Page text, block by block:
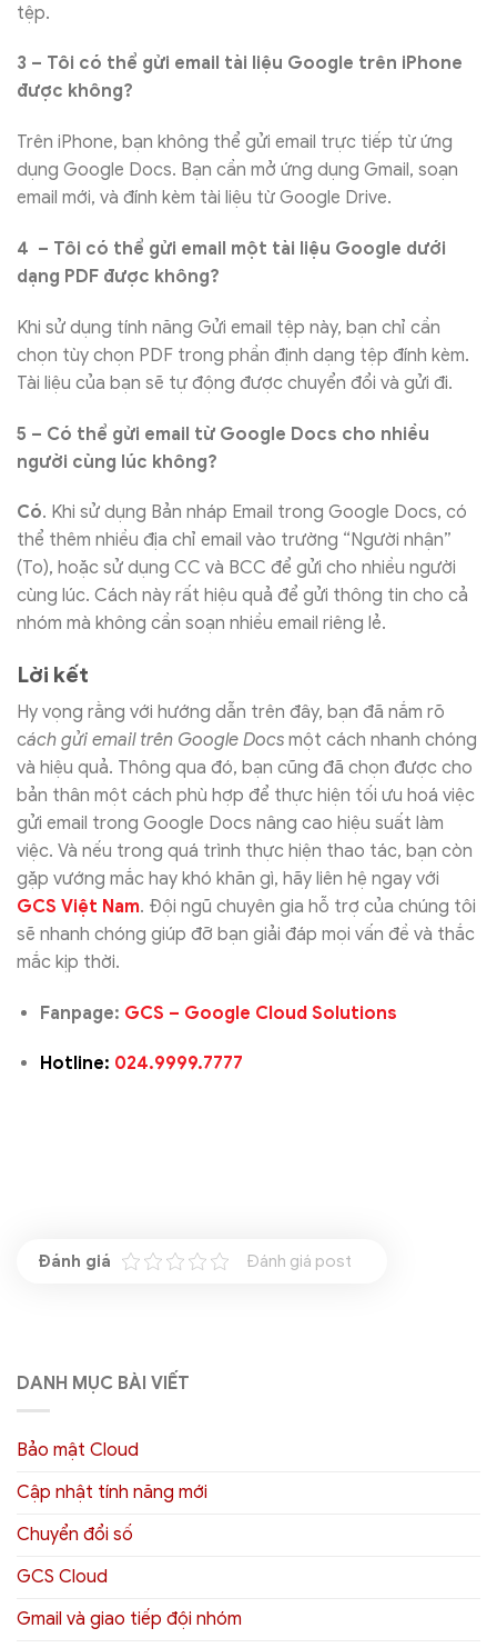
tệp.
3 – Tôi có thể gửi email tài liệu Google trên iPhone
được không?
Trên iPhone, bạn không thể gửi email trực tiếp từ ứng
dụng Google Docs. Bạn cần mở ứng dụng Gmail, soạn
email mới, và đính kèm tài liệu từ Google Drive.
4 – Tôi có thể gửi email một tài liệu Google dưới
dạng PDF được không?
Khi sử dụng tính năng Gửi email tệp này, bạn chỉ cần
chọn tùy chọn PDF trong phần định dạng tệp đính kèm.
Tài liệu của bạn sẽ tự động được chuyển đổi và gửi đi.
5 – Có thể gửi email từ Google Docs cho nhiều
người cùng lúc không?
Có. Khi sử dụng Bản nháp Email trong Google Docs, có
thể thêm nhiều địa chỉ email vào trường “Người nhận”
(To), hoặc sử dụng CC và BCC để gửi cho nhiều người
cùng lúc. Cách này rất hiệu quả để gửi thông tin cho cả
nhóm mà không cần soạn nhiều email riêng lẻ.
Lời kết
Hy vọng rằng với hướng dẫn trên đây, bạn đã nắm rõ
cách gửi email trên Google Docs một cách nhanh chóng
và hiệu quả. Thông qua đó, bạn cũng đã chọn được cho
bản thân một cách phù hợp để thực hiện tối ưu hoá việc
gửi email trong Google Docs nâng cao hiệu suất làm
việc. Và nếu trong quá trình thực hiện thao tác, bạn còn
gặp vướng mắc hay khó khăn gì, hãy liên hệ ngay với
GCS Việt Nam. Đội ngũ chuyên gia hỗ trợ của chúng tôi
sẽ nhanh chóng giúp đỡ bạn giải đáp mọi vấn đề và thắc
mắc kịp thời.
Fanpage: GCS – Google Cloud Solutions
Hotline: 024.9999.7777
Đánh giá post
DANH MỤC BÀI VIẾT
Bảo mật Cloud
Cập nhật tính năng mới
Chuyển đổi số
GCS Cloud
Gmail và giao tiếp đội nhóm